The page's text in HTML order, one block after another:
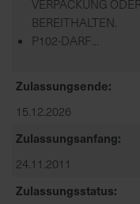
VERPACKUNG
BEREITHALTEN.
P102-DARF...
Zulassungsende
15.12.2026
Zulassungsanfang
24.11.2011
Zulassungsstatus